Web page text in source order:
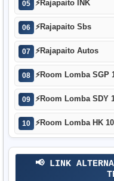
05 ⚡Rajapaito INK
06 ⚡Rajapaito Sbs
07 ⚡Rajapaito Autos
08 ⚡Room Lomba SGP
09 ⚡Room Lomba SDY
10 ⚡Room Lomba HK
📢 LINK